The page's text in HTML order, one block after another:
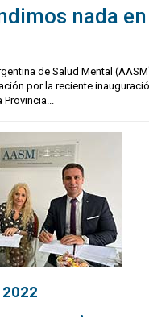
nada
de Salud Mental
por la reciente